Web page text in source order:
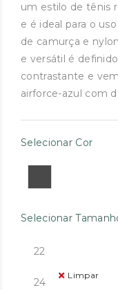
um estilo de tênis
e é ideal para o
de camurça e
e versátil é
contrastante e
airforce-azul com
Selecionar Cor
Selecionar
22
24
Limpar